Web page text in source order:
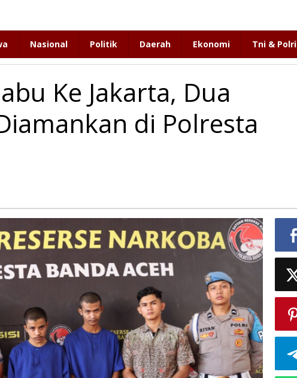
Nasional Politik Daerah Ekonomi Tni & Polri
Ke Jakarta, Dua
di Polresta